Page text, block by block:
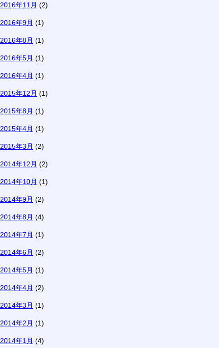
2016年11月 (2)
2016年9月 (1)
2016年8月 (1)
2016年5月 (1)
2016年4月 (1)
2015年12月 (1)
2015年8月 (1)
2015年4月 (1)
2015年3月 (2)
2014年12月 (2)
2014年10月 (1)
2014年9月 (2)
2014年8月 (4)
2014年7月 (1)
2014年6月 (2)
2014年5月 (1)
2014年4月 (2)
2014年3月 (1)
2014年2月 (1)
2014年1月 (4)